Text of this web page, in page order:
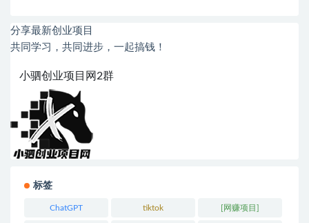
分享最新创业项目
共同学习，共同进步，一起搞钱！
小驷创业项目网2群
标签
ChatGPT tiktok [网赚项目]